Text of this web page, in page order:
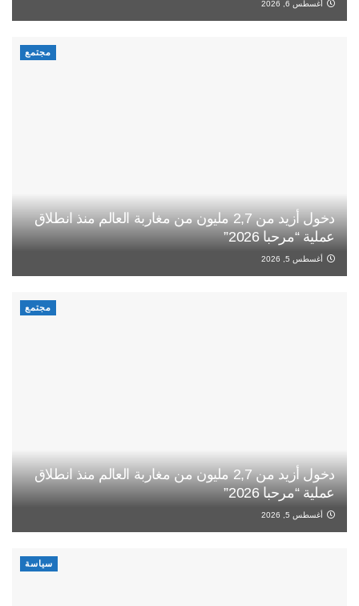
أغسطس 6, 2026
مجتمع
دخول أزيد من 2,7 مليون من مغاربة العالم منذ انطلاق
عملية “مرحبا 2026”
أغسطس 5, 2026
مجتمع
دخول أزيد من 2,7 مليون من مغاربة العالم منذ انطلاق
عملية “مرحبا 2026”
أغسطس 5, 2026
سياسة